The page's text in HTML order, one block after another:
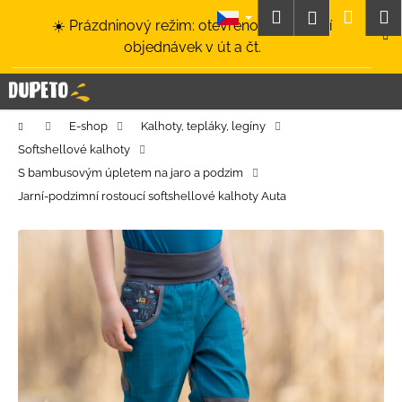
☀️ Prázdninový režim: otevřeno a odesílání
objednávek v út a čt.
HledatPřihlášení
Domů E-shop
Kalhoty, tepláky, legíny
Softshellové kalhoty
S bambusovým úpletem na jaro a podzim
Jarní-podzimní rostoucí softshellové kalhoty Auta
í
k C
o
p
o
t
e
e